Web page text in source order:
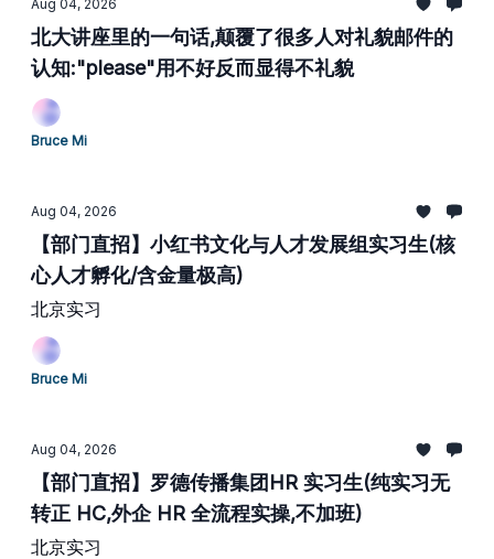
Aug 04, 2026
北大讲座里的一句话,颠覆了很多人对礼貌邮件的
认知:"please"用不好反而显得不礼貌
Bruce Mi
Aug 04, 2026
【部门直招】小红书文化与人才发展组实习生(核
心人才孵化/含金量极高)
北京实习
Bruce Mi
Aug 04, 2026
【部门直招】罗德传播集团HR 实习生(纯实习无
转正 HC,外企 HR 全流程实操,不加班)
北京实习